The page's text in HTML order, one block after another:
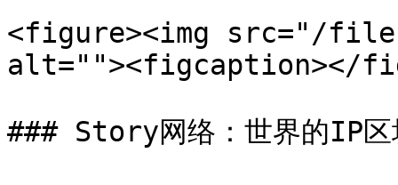
<figure><img src="/files/
alt=""><figcaption></
### Story网络：世界的IP区